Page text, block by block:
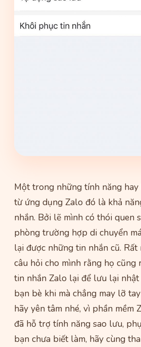
Một trong những tính năng
từ ứng dụng Zalo đó là khả
nhắn. Bởi lẽ mình có thói quen
phòng trường hợp di chuyển
lại được những tin nhắn cũ.
câu hỏi cho mình rằng họ cũng
tin nhắn Zalo lại để lưu lại
bạn bè khi mà chẳng may lỡ
hãy yên tâm nhé, vì phần mềm
đã hỗ trợ tính năng sao lưu,
bạn chưa biết làm, hãy cùng